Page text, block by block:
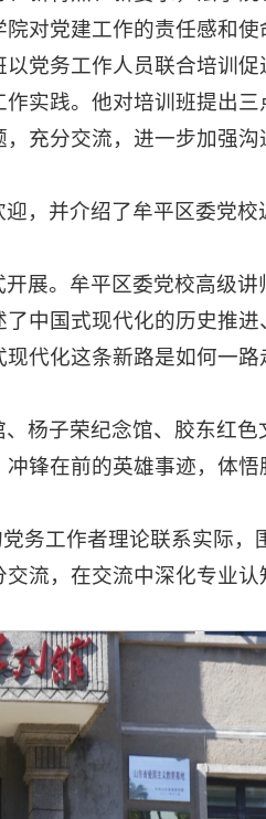
对党建工作的责任感和使
党务工作人员联合培训促
实践。他对培训班提出三
充分交流，进一步加强沟
，并介绍了牟平区委党校
展。牟平区委党校高级讲
中国式现代化的历史推进
代化这条新路是如何一路
杨子荣纪念馆、胶东红色
锋在前的英雄事迹，体悟
务工作者理论联系实际，
流，在交流中深化专业认